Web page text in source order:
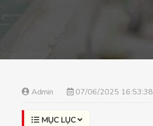
Admin 07/06/2025 16:53:38
MỤC LỤC